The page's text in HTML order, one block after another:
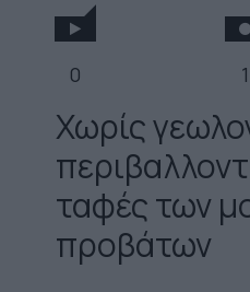
0 1
Χωρίς
ταφές των
προβάτων